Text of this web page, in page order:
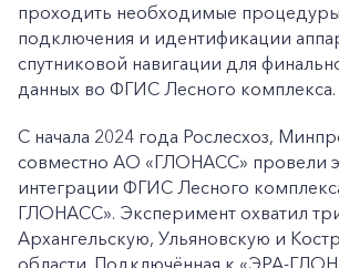
проходить необходимые
подключения и идентификации
спутниковой навигации для
данных во ФГИС Лесного комплекса.
С начала 2024 года Рослесхоз,
совместно АО «ГЛОНАСС» провели
интеграции ФГИС Лесного
ГЛОНАСС». Эксперимент охватил
Архангельскую, Ульяновскую и
области. Подключённая к «ЭРА-